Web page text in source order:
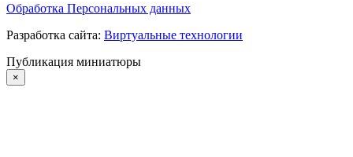
Обработка Персональных данных
Разработка сайта: Виртуальные технологии
Публикация миниатюры
×